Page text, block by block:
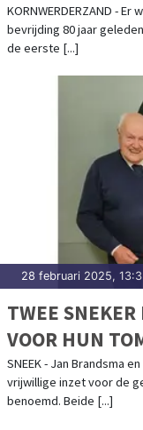
KORNWERDERZAND -
bevrijding 80 jaar
de eerste [...]
28 februari 2025,
TWEE
VOOR HUN
SNEEK - Jan Brandsma
vrijwillige inzet voor de
benoemd. Beide [...]